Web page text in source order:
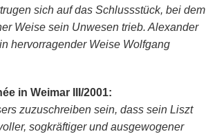
sich auf das Schlussstück, bei dem
Weise sein Unwesen trieb. Alexander
hervorragender Weise Wolfgang
in Weimar III/2001:
zuzuschreiben sein, dass sein Liszt
sogkräftiger und ausgewogener